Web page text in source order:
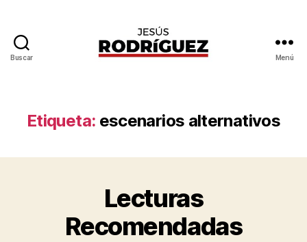
Buscar Menú
Etiqueta: escenarios alternativos
Lecturas
Recomendadas
o
e
s
ú